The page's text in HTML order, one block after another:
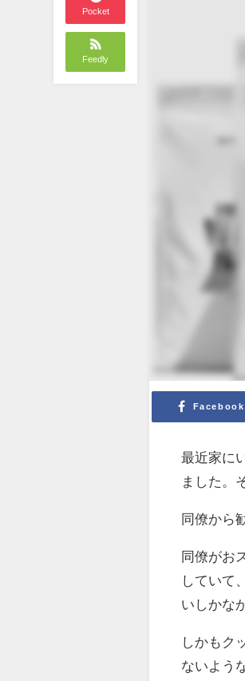
Pocket
Feedly
Facebook
最近家に
ました。
同僚から
同僚がお
していて
いしかな
しかもク
ないよう